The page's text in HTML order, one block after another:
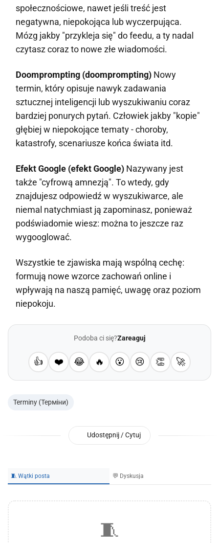
społecznościowe, nawet jeśli treść jest
negatywna, niepokojąca lub wyczerpująca.
Mózg jakby "przykleja się" do feedu, a ty nadal
czytasz coraz to nowe złe wiadomości.
Doomprompting (doomprompting) Nowy
termin, który opisuje nawyk zadawania
sztucznej inteligencji lub wyszukiwaniu coraz
bardziej ponurych pytań. Człowiek jakby "kopie"
głębiej w niepokojące tematy - choroby,
katastrofy, scenariusze końca świata itd.
Efekt Google (efekt Google) Nazywany jest
także "cyfrową amnezją". To wtedy, gdy
znajdujesz odpowiedź w wyszukiwarce, ale
niemal natychmiast ją zapominasz, ponieważ
podświadomie wiesz: można to jeszcze raz
wygooglować.
Wszystkie te zjawiska mają wspólną cechę:
formują nowe wzorce zachowań online i
wpływają na naszą pamięć, uwagę oraz poziom
niepokoju.
Podoba ci się?Zareaguj
👍 ❤️ 😂 🔥 😮 😢 👏 🚀
Terminy (Терміни)
Udostępnij / Cytuj
🧵 Wątki posta 💬 Dyskusja
🧵